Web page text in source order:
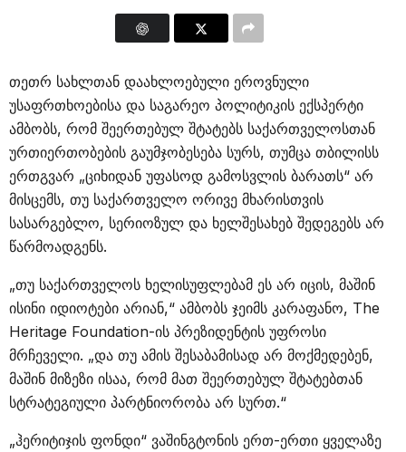
თეთრ სახლთან დაახლოებული ეროვნული
უსაფრთხოებისა და საგარეო პოლიტიკის ექსპერტი
ამბობს, რომ შეერთებულ შტატებს საქართველოსთან
ურთიერთობების გაუმჯობესება სურს, თუმცა თბილისს
ერთგვარ „ციხიდან უფასოდ გამოსვლის ბარათს“ არ
მისცემს, თუ საქართველო ორივე მხარისთვის
სასარგებლო, სერიოზულ და ხელშესახებ შედეგებს არ
წარმოადგენს.
„თუ საქართველოს ხელისუფლებამ ეს არ იცის, მაშინ
ისინი იდიოტები არიან,“ ამბობს ჯეიმს კარაფანო, The
Heritage Foundation-ის პრეზიდენტის უფროსი
მრჩეველი. „და თუ ამის შესაბამისად არ მოქმედებენ,
მაშინ მიზეზი ისაა, რომ მათ შეერთებულ შტატებთან
სტრატეგიული პარტნიორობა არ სურთ.“
„ჰერიტიჯის ფონდი“ ვაშინგტონის ერთ-ერთი ყველაზე